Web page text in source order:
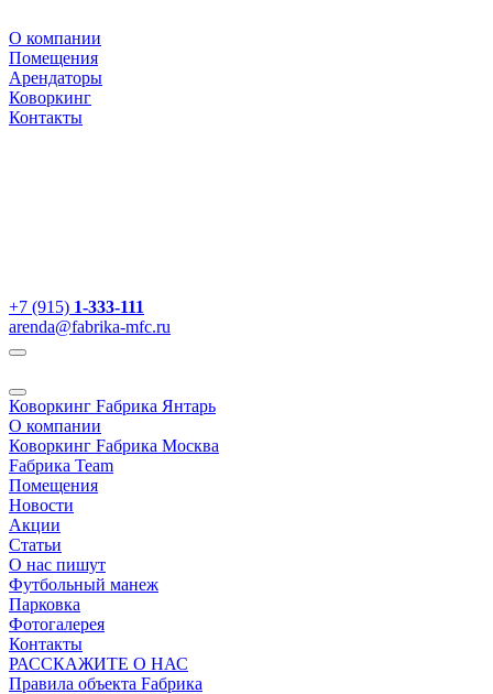
О компании
Помещения
Арендаторы
Коворкинг
Контакты
+7 (915) 1-333-111
arenda@fabrika-mfc.ru
Коворкинг Fабрика Янтарь
О компании
Коворкинг Fабрика Москва
Fабрика Team
Помещения
Новости
Акции
Статьи
О нас пишут
Футбольный манеж
Парковка
Фотогалерея
Контакты
РАССКАЖИТЕ О НАС
Правила объекта Fабрика